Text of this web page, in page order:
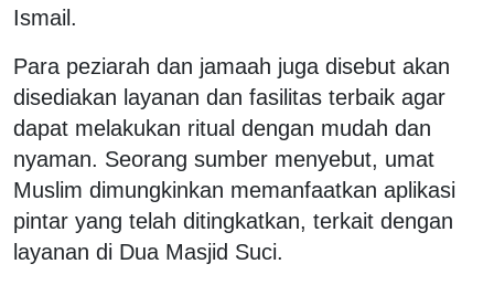
Ismail.
Para peziarah dan jamaah juga disebut akan
disediakan layanan dan fasilitas terbaik agar
dapat melakukan ritual dengan mudah dan
nyaman. Seorang sumber menyebut, umat
Muslim dimungkinkan memanfaatkan aplikasi
pintar yang telah ditingkatkan, terkait dengan
layanan di Dua Masjid Suci.